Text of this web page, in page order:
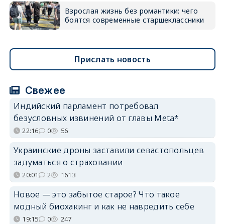
Взрослая жизнь без романтики: чего
боятся современные старшеклассники
Прислать новость
Свежее
Индийский парламент потребовал
безусловных извинений от главы Meta*
22:16 0 56
Украинские дроны заставили севастопольцев
задуматься о страховании
20:01 2 1613
Новое — это забытое старое? Что такое
модный биохакинг и как не навредить себе
19:15 0 247